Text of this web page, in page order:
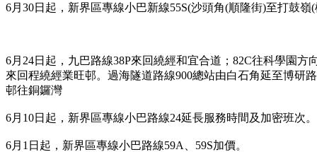
6月30日起，新界區專線小巴新線55S(沙頭角(順隆街)至打鼓嶺
6月24日起，九巴路線38P來回繞經和宜合道；82C往科學園
來回程繞經業旺邨。過海隧道路線900總站由白石角延至博研
邨往銅鑼灣
6月10日起，新界區專線小巴路線24延長服務時間及加密班次。
6月1日起，新界區專線小巴路線59A、59S加價。